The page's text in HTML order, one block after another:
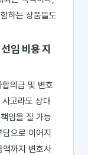
하는 상품들도
임 비용 지
의금 및 변호
고라도 상대
임을 질 가능
으로 이어지
까지 변호사